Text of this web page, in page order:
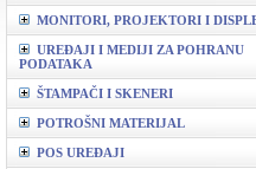
MONITORI, PROJEKTORI I
UREĐAJI I MEDIJI ZA POHRANU
PODATAKA
ŠTAMPAČI I SKENERI
POTROŠNI MATERIJAL
POS UREĐAJI